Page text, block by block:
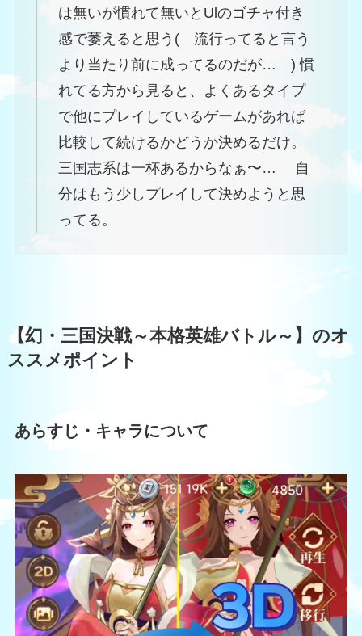
は無いが慣れて無いとUlのゴチャ付き
感で萎えると思う( 流行ってると言う
より当たり前に成ってるのだが… ) 慣
れてる方から見ると、よくあるタイプ
で他にプレイしているゲームがあれば
比較して続けるかどうか決めるだけ。
三国志系は一杯あるからなぁ〜… 自
分はもう少しプレイして決めようと思
ってる。
【幻・三国決戦～本格英雄バトル～】のオ
ススメポイント
あらすじ・キャラについて